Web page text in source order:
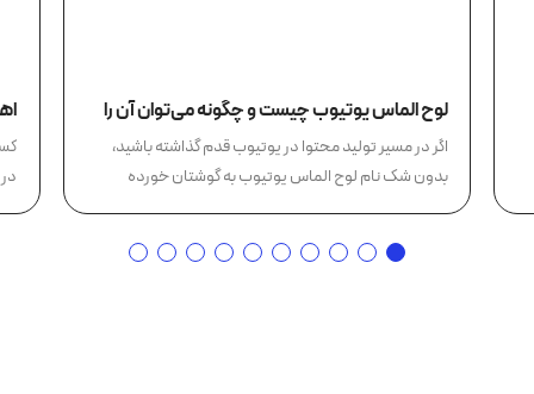
لوح الماس یوتیوب چیست و چگونه می‌توان آن را
دریافت کرد؟
اگر در مسیر تولید محتوا در یوتیوب قدم گذاشته باشید،
بدون شک نام لوح الماس یوتیوب به گوشتان خورده